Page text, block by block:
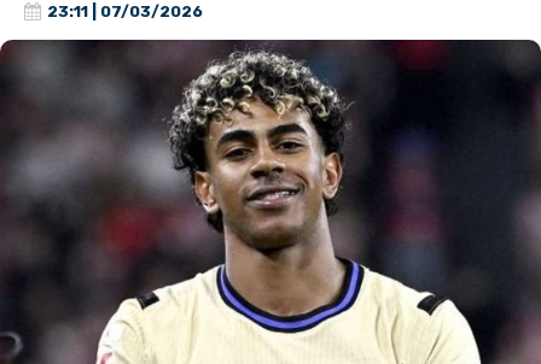
23:11 | 07/03/2026